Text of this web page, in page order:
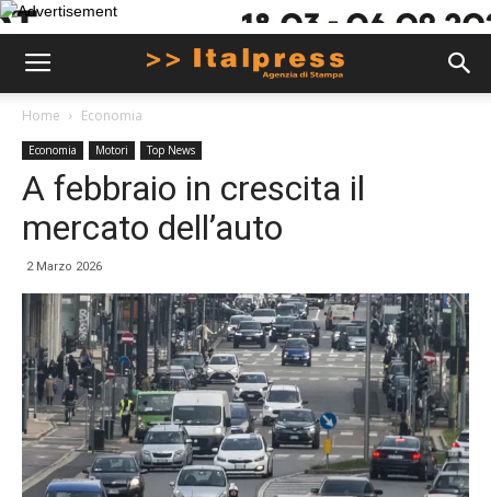
Home Economia
Economia Motori Top News
A febbraio in crescita il
mercato dell’auto
2 Marzo 2026